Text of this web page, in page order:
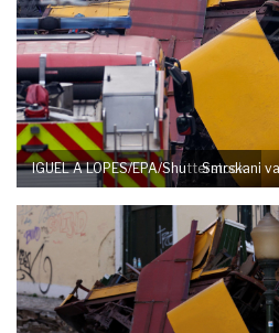
IGUEL A LOPES/EPA/Shutterstock
Smrskani